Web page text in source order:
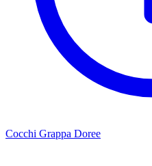
Cocchi Grappa Doree